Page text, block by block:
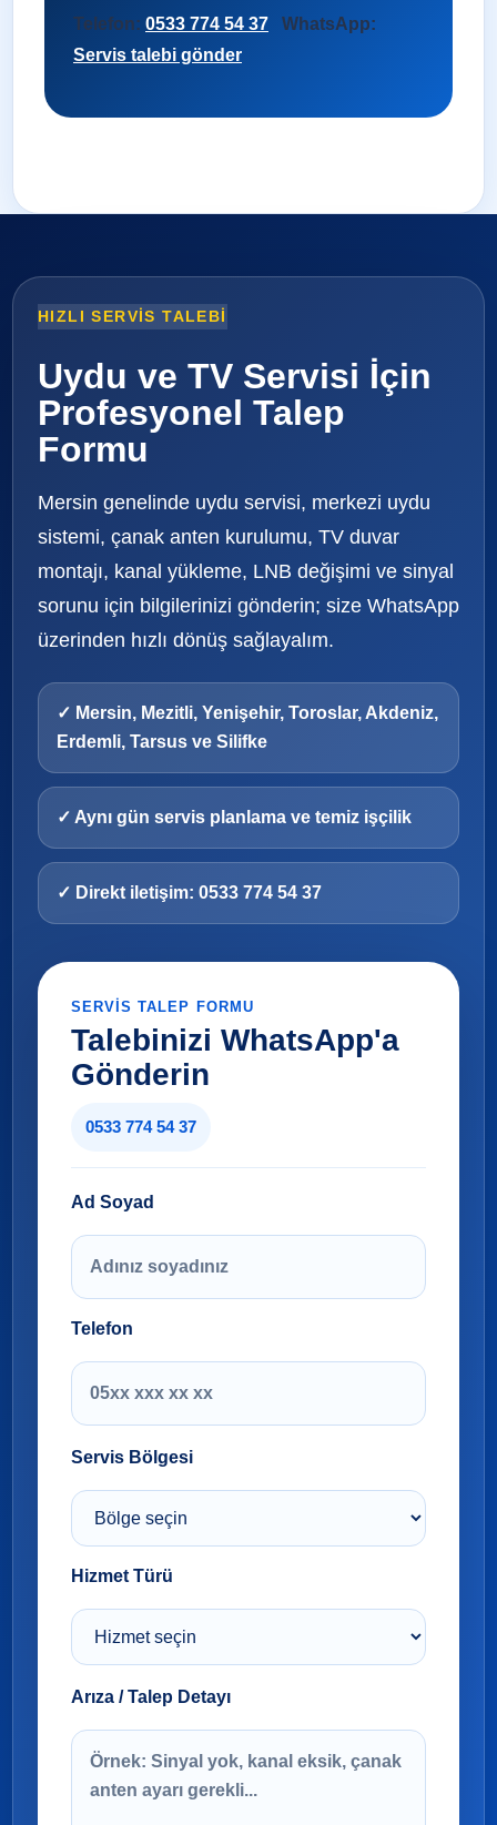
Telefon: 0533 774 54 37
WhatsApp:
Servis talebi gönder
HIZLI SERVIS TALEBI
Uydu ve TV Servisi İçin
Profesyonel Talep
Formu
Mersin genelinde uydu servisi, merkezi uydu
sistemi, çanak anten kurulumu, TV duvar
montajı, kanal yükleme, LNB değişimi ve sinyal
sorunu için bilgilerinizi gönderin; size WhatsApp
üzerinden hızlı dönüş sağlayalım.
✓ Mersin, Mezitli, Yenişehir, Toroslar, Akdeniz,
Erdemli, Tarsus ve Silifke
✓ Aynı gün servis planlama ve temiz işçilik
✓ Direkt iletişim: 0533 774 54 37
SERVIS TALEP FORMU
Talebinizi WhatsApp'a
Gönderin
0533 774 54 37
Ad Soyad
Telefon
Servis Bölgesi
Hizmet Türü
Arıza / Talep Detayı